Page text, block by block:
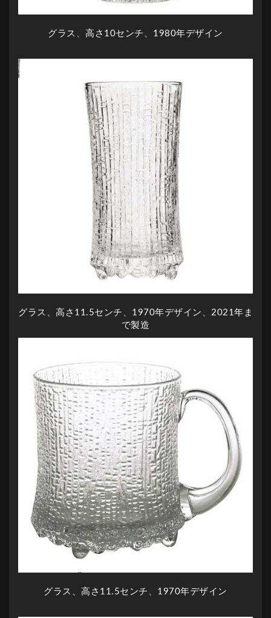
グラス、高さ10センチ、1980年デザイン
グラス、高さ11.5センチ、1970年デザイン、2021年ま
で製造
グラス、高さ11.5センチ、1970年デザイン